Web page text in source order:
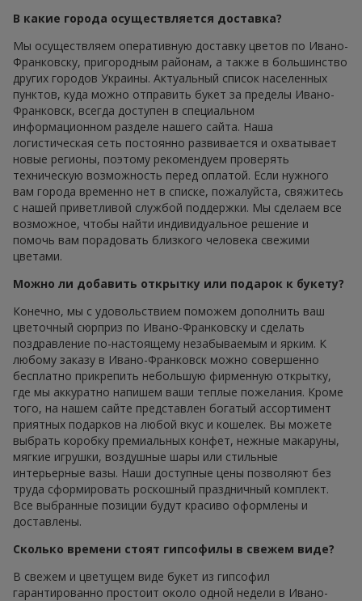
В какие города осуществляется доставка?
Мы осуществляем оперативную доставку цветов по Ивано-
Франковску, пригородным районам, а также в большинство
других городов Украины. Актуальный список населенных
пунктов, куда можно отправить букет за пределы Ивано-
Франковск, всегда доступен в специальном
информационном разделе нашего сайта. Наша
логистическая сеть постоянно развивается и охватывает
новые регионы, поэтому рекомендуем проверять
техническую возможность перед оплатой. Если нужного
вам города временно нет в списке, пожалуйста, свяжитесь
с нашей приветливой службой поддержки. Мы сделаем все
возможное, чтобы найти индивидуальное решение и
помочь вам порадовать близкого человека свежими
цветами.
Можно ли добавить открытку или подарок к букету?
Конечно, мы с удовольствием поможем дополнить ваш
цветочный сюрприз по Ивано-Франковску и сделать
поздравление по-настоящему незабываемым и ярким. К
любому заказу в Ивано-Франковск можно совершенно
бесплатно прикрепить небольшую фирменную открытку,
где мы аккуратно напишем ваши теплые пожелания. Кроме
того, на нашем сайте представлен богатый ассортимент
приятных подарков на любой вкус и кошелек. Вы можете
выбрать коробку премиальных конфет, нежные макаруны,
мягкие игрушки, воздушные шары или стильные
интерьерные вазы. Наши доступные цены позволяют без
труда сформировать роскошный праздничный комплект.
Все выбранные позиции будут красиво оформлены и
доставлены.
Сколько времени стоят гипсофилы в свежем виде?
В свежем и цветущем виде букет из гипсофил
гарантированно простоит около одной недели в Ивано-